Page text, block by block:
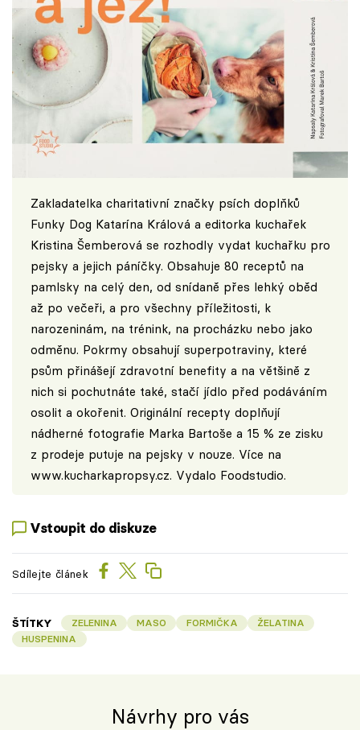
Zakladatelka charitativní značky psích doplňků
Funky Dog Katarína Králová a editorka kuchařek
Kristina Šemberová se rozhodly vydat kuchařku pro
pejsky a jejich páníčky. Obsahuje 80 receptů na
pamlsky na celý den, od snídaně přes lehký oběd
až po večeři, a pro všechny příležitosti, k
narozeninám, na trénink, na procházku nebo jako
odměnu. Pokrmy obsahují superpotraviny, které
psům přinášejí zdravotní benefity a na většině z
nich si pochutnáte také, stačí jídlo před podáváním
osolit a okořenit. Originální recepty doplňují
nádherné fotografie Marka Bartoše a 15 % ze zisku
z prodeje putuje na pejsky v nouze. Více na
www.kucharkapropsy.cz. Vydalo Foodstudio.
Vstoupit do diskuze
Sdílejte článek
ŠTÍTKY ZELENINA MASO FORMIČKA
ŽELATINA
HUSPENINA
Návrhy pro vás